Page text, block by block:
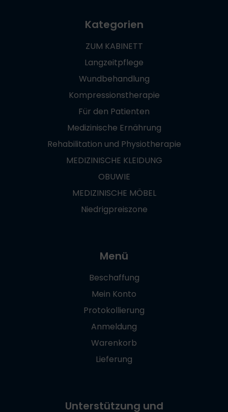
Kategorien
ZUM KABINETT
Langzeitpflege
Wundbehandlung
Kompressionstherapie
Für den Patienten
Medizinische Ernährung
Rehabilitation und Physiotherapie
MEDIZINISCHE KLEIDUNG
OBUWIE
MEDIZINISCHE MÖBEL
Niedrigpreiszone
Menü
Beschaffung
Mein Konto
Protokollierung
Anmeldung
Warenkorb
Lieferung
Unterstützung und